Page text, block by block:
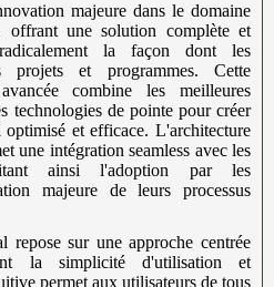
majeure dans le domaine
une solution complète et
la façon dont les
projets et programmes. Cette
combine les meilleures
technologies de pointe pour créer
et efficace. L'architecture
une intégration seamless avec les
ainsi l'adoption par les
majeure de leurs processus
repose sur une approche centrée
la simplicité d'utilisation et
permet aux utilisateurs de tous